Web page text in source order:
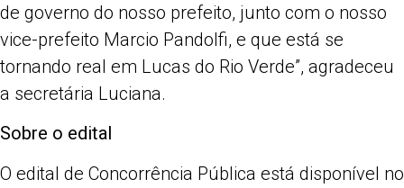
de governo do nosso prefeito, junto com o nosso
vice-prefeito Marcio Pandolfi, e que está se
tornando real em Lucas do Rio Verde”, agradeceu
a secretária Luciana.
Sobre o edital
O edital de Concorrência Pública está disponível no